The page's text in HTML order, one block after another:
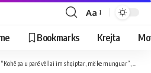
Aa
Bookmarks Krejta
“Kohë pa u parë vëllai im shqiptar, më ke munguar”, përqafim si dy miq të vjetër – takim i ngrohtë mes Ramës dhe YouTube-rit të njohur